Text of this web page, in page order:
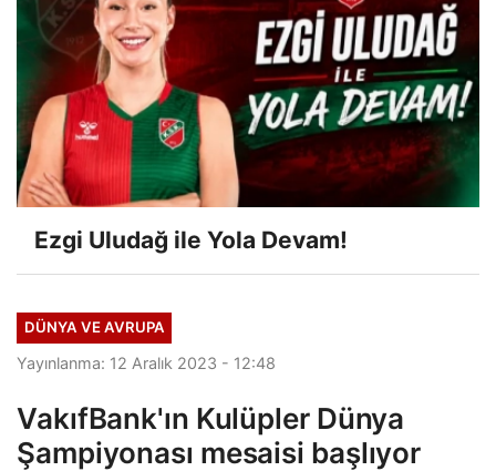
Ezgi Uludağ ile Yola Devam!
DÜNYA VE AVRUPA
Yayınlanma: 12 Aralık 2023 - 12:48
VakıfBank'ın Kulüpler Dünya
Şampiyonası mesaisi başlıyor